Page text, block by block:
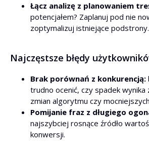
Łącz analizę z planowaniem
potencjałem? Zaplanuj pod nie
zoptymalizuj istniejące podstrony.
Najczęstsze błędy
Brak porównań z konkurencją:
trudno ocenić, czy spadek wynika
zmian algorytmu czy
Pomijanie fraz z długiego
najszybciej rosnące źródło
konwersji.